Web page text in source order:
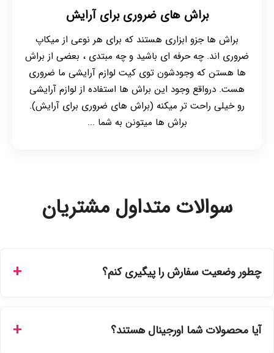
براش های ضروری برای آرایش
براش ها جزو ابزاری هستند که برای هر نوعی از میکاپ
ضروری اند. چه حرفه ای باشید و چه مبتدی ، بعضی از براش
ها هستن که وجودشون توی کیت لوازم آرایشی ما ضروری
هست. درواقع وجود این براش ها استفاده از لوازم آرایشی
رو خیلی راحت تر میکنه (براش های ضروری برای آرایش).
براش ها میتونن به شما ...
سوالات متداول مشتریان
چطور وضعیت سفارش را پیگیری کنم؟
سفارشات در سایت، وضعیت لحظه‌ای مرسوله را مشاهده کنید.
آیا محصولات شما اورجینال هستند؟